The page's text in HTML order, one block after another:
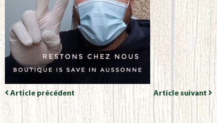
Article précédent Article suivant